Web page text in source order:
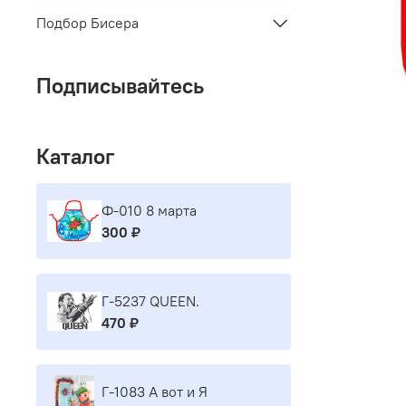
Подбор Бисера
Подписывайтесь
Каталог
Ф-010 8 марта
300 ₽
Г-5237 QUEEN.
470 ₽
Г-1083 А вот и Я